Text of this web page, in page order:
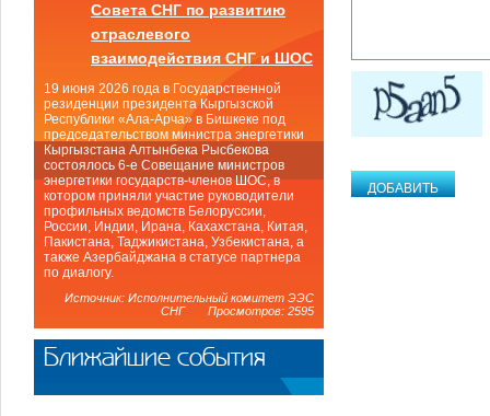
Совета СНГ по развитию
отраслевого
взаимодействия СНГ и ШОС
19 июня 2026 года в Государственной
резиденции президента Кыргызской
Республики «Ала-Арча» в Бишкеке под
председательством министра энергетики
Кыргызстана Алтынбека Рысбекова
состоялось 6-е Совещание министров
энергетики государств-членов ШОС, в
котором приняли участие руководители
профильных ведомств Белоруссии,
России, Индии, Ирана, Кахахстана, Китая,
Пакистана, Таджикистана, Узбекистана, а
также Азербайджана в статусе партнера
по диалогу.
Источник: Исполнительный комитет ЭЭС
СНГ Просмотров: 2595
Ближайшие события